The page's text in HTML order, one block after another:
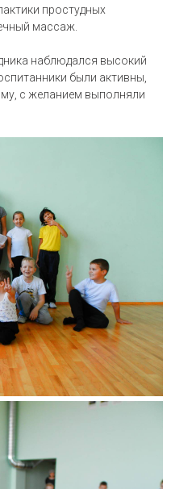
простудных
массаж.
наблюдался высокий
были активны,
с желанием выполняли